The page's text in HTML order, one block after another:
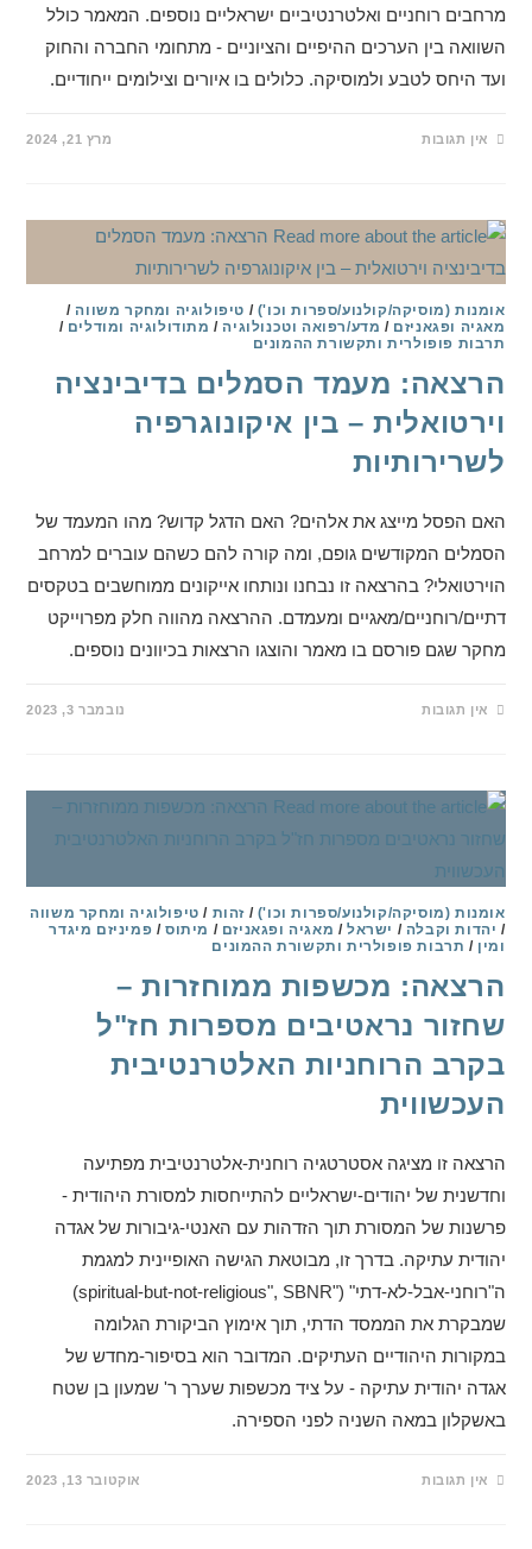
מרחבים רוחניים ואלטרנטיביים ישראליים נוספים. המאמר כולל
השוואה בין הערכים ההיפיים והציוניים - מתחומי החברה והחוק
ועד היחס לטבע ולמוסיקה. כלולים בו איורים וצילומים ייחודיים.
אין תגובות מרץ 21, 2024
אומנות (מוסיקה/קולנוע/ספרות וכו') / טיפולוגיה ומחקר משווה /
מאגיה ופגאניזם / מדע/רפואה וטכנולוגיה / מתודולוגיה ומודלים /
תרבות פופולרית ותקשורת ההמונים
הרצאה: מעמד הסמלים בדיבינציה
וירטואלית – בין איקונוגרפיה
לשרירותיות
האם הפסל מייצג את אלהים? האם הדגל קדוש? מהו המעמד של
הסמלים המקודשים גופם, ומה קורה להם כשהם עוברים למרחב
הוירטואלי? בהרצאה זו נבחנו ונותחו אייקונים ממוחשבים בטקסים
דתיים/רוחניים/מאגיים ומעמדם. ההרצאה מהווה חלק מפרוייקט
מחקר שגם פורסם בו מאמר והוצגו הרצאות בכיוונים נוספים.
אין תגובות נובמבר 3, 2023
אומנות (מוסיקה/קולנוע/ספרות וכו') /זהות / טיפולוגיה ומחקר משווה
/ יהדות וקבלה / ישראל / מאגיה ופגאניזם / מיתוס / פמיניזם מיגדר
ומין / תרבות פופולרית ותקשורת ההמונים
הרצאה: מכשפות ממוחזרות –
שחזור נראטיבים מספרות חז"ל
בקרב הרוחניות האלטרנטיבית
העכשווית
הרצאה זו מציגה אסטרטגיה רוחנית-אלטרנטיבית מפתיעה
וחדשנית של יהודים-ישראליים להתייחסות למסורת היהודית -
פרשנות של המסורת תוך הזדהות עם האנטי-גיבורות של אגדה
יהודית עתיקה. בדרך זו, מבוטאת הגישה האופיינית למגמת
ה"רוחני-אבל-לא-דתי" ("spiritual-but-not-religious", SBNR)
שמבקרת את הממסד הדתי, תוך אימוץ הביקורת הגלומה
במקורות היהודיים העתיקים. המדובר הוא בסיפור-מחדש של
אגדה יהודית עתיקה - על ציד מכשפות שערך ר' שמעון בן שטח
באשקלון במאה השניה לפני הספירה.
אין תגובות אוקטובר 13, 2023